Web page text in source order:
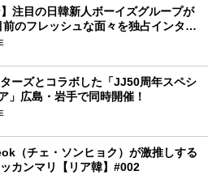
】注目の日韓新人ボーイズグループが
のフレッシュな面々を独占インタビ
ります♪
ーズとコラボした「JJ50周年スペシ
」広島・岩手で同時開催！
（チェ・ソンヒョク）が激推しする
カンマリ【リア韓】#002